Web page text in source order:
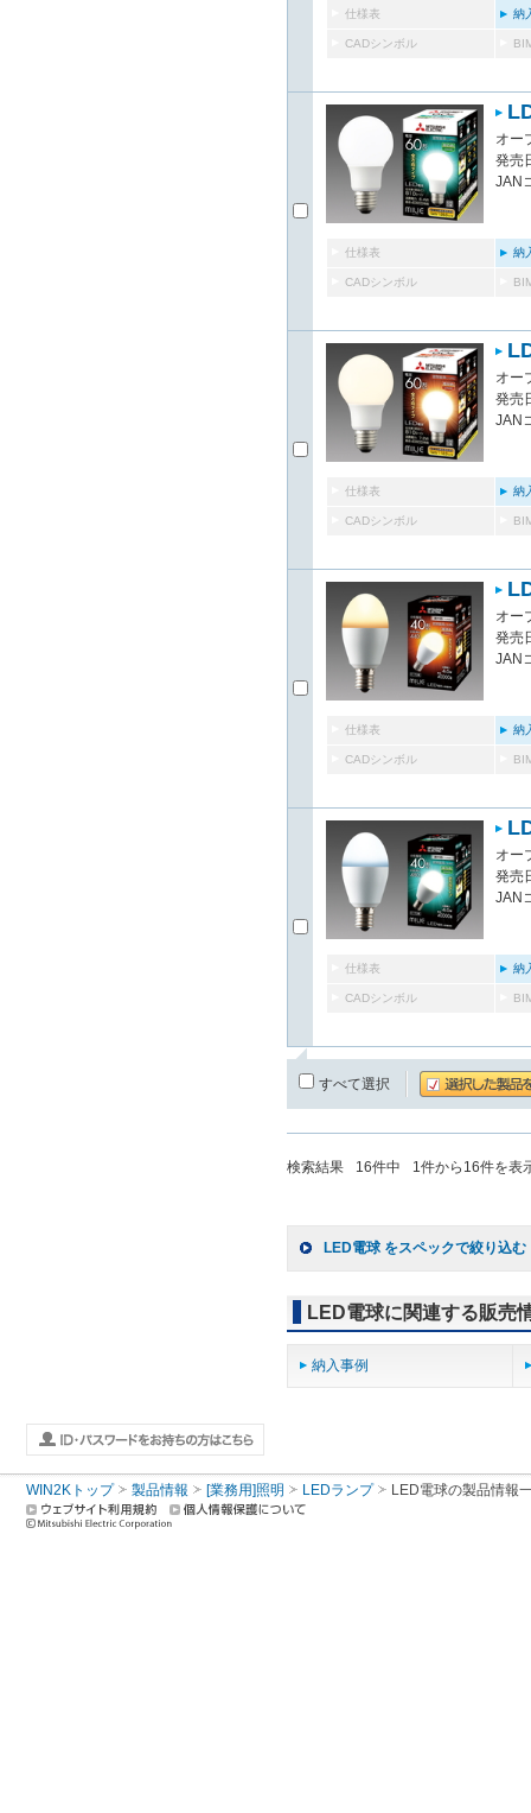
仕様表 納
CADシンボル
オー
発売
JAN
仕様表 納
CADシンボル
オー
発売
JAN
仕様表 納
CADシンボル
オー
発売
JAN
仕様表 納
CADシンボル
オー
発売
JAN
仕様表 納
CADシンボル
すべて選択
検索結果 16件中 1件から 16件を表
LED電球 をスペックで絞り込む
LED電球に関連する販売
納入事例
WIN2Kトップ 製品情報 [業務用]照明 LEDランプ LED電球の製品情報